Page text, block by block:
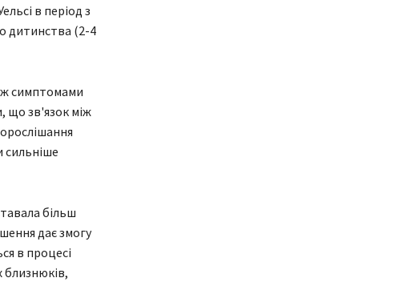
в період з
дитинства (2-4
симптомами
що зв'язок між
сильніше
більш
дає змогу
в процесі
близнюків,